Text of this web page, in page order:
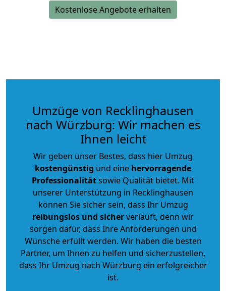
Kostenlose Angebote erhalten
Umzüge von Recklinghausen
nach Würzburg: Wir machen es
Ihnen leicht
Wir geben unser Bestes, dass hier Umzug
kostengünstig und eine hervorragende
Professionalitätsowie Qualität bietet. Mit
unserer Unterstützung in Recklinghausen
können Sie sicher sein, dass Ihr Umzug
reibungslos und sicherverläuft, denn wir
sorgen dafür, dass Ihre Anforderungen und
Wünsche erfüllt werden. Wir haben die besten
Partner, um Ihnen zu helfen und sicherzustellen,
dass Ihr Umzug nach Würzburg ein erfolgreicher
ist.